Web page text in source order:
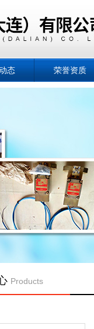
态 荣誉资质
Products